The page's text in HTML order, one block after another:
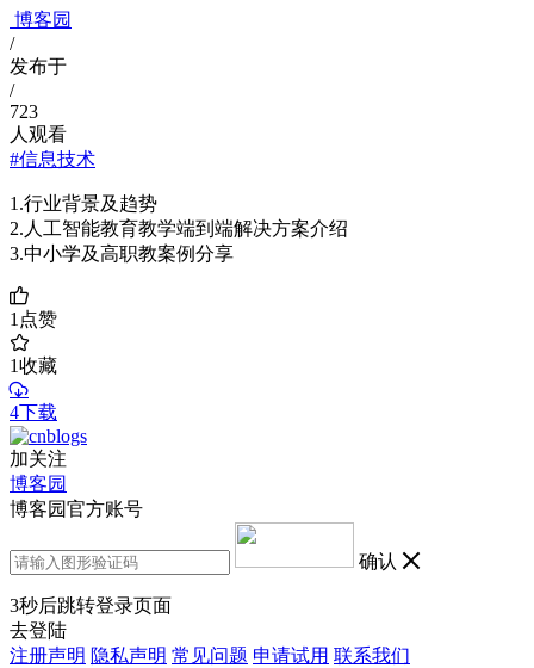
博客园
/
发布于
/
723
人观看
#信息技术
1.行业背景及趋势
2.人工智能教育教学端到端解决方案介绍
3.中小学及高职教案例分享
1点赞
1收藏
4下载
加关注
博客园
博客园官方账号
确认
3秒后跳转登录页面
去登陆
注册声明 隐私声明 常见问题 申请试用 联系我们